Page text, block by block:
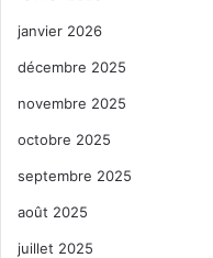
janvier 2026
décembre 2025
novembre 2025
octobre 2025
septembre 2025
août 2025
juillet 2025